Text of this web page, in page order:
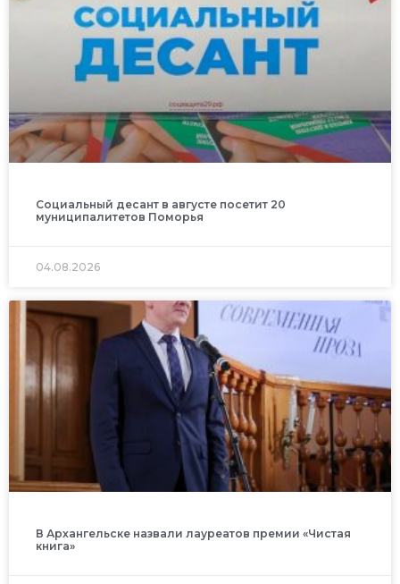
Социальный десант в августе посетит 20
муниципалитетов Поморья
04.08.2026
В Архангельске назвали лауреатов премии «Чистая
книга»